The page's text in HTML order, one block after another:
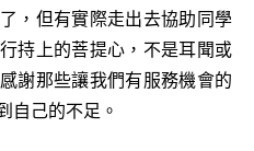
，但有實際走出去協助同學
持上的菩提心，不是耳聞或
謝那些讓我們有服務機會的
自己的不足。